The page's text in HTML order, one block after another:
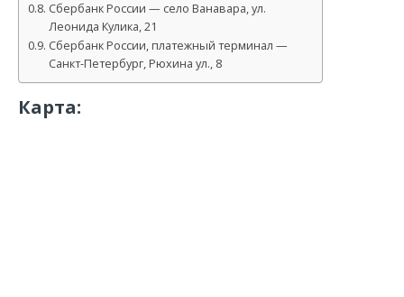
Сбербанк России — село Ванавара, ул.
Леонида Кулика, 21
Сбербанк России, платежный терминал —
Санкт-Петербург, Рюхина ул., 8
Карта: